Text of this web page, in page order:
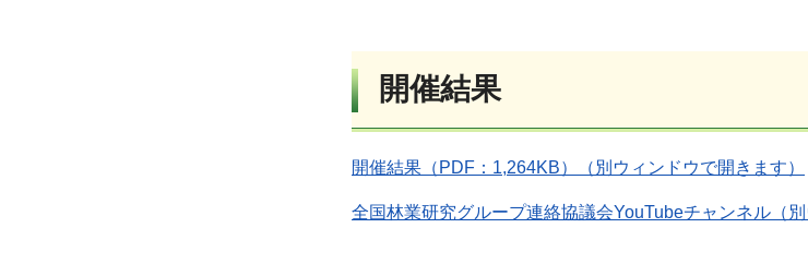
開催結果
開催結果（PDF：1,264KB）（別ウィンドウで開きます）
全国林業研究グループ連絡協議会YouTubeチャンネル（別